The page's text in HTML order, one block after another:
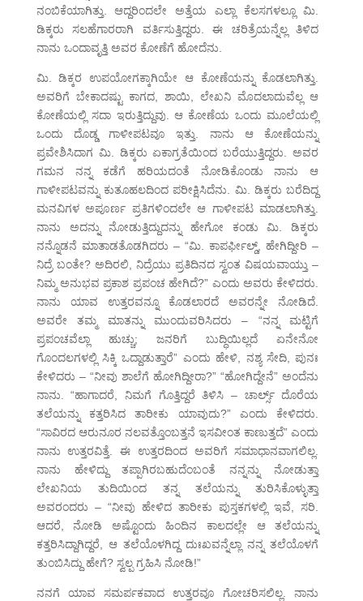
ನಂಬಿಕೆಯಾಗಿತ್ತು. ಆದ್ದರಿಂದಲೇ ಅತ್ತೆಯ ಎಲ್ಲಾ ಕೆಲಸಗಳಲ್ಲೂ ಮಿ.
ಡಿಕ್ಕರು ಸಲಹೆಗಾರರಾಗಿ ವರ್ತಿಸುತ್ತಿದ್ದರು. ಈ ಚರಿತ್ರೆಯನ್ನೆಲ್ಲ ತಿಳಿದ
ನಾನು ಒಂದಾವೃತ್ತಿ ಅವರ ಕೋಣೆಗೆ ಹೋದೆನು.
ಮಿ. ಡಿಕ್ಕರ ಉಪಯೋಗಕ್ಕಾಗಿಯೇ ಆ ಕೋಣೆಯನ್ನು ಕೊಡಲಾಗಿತ್ತು.
ಅವರಿಗೆ ಬೇಕಾದಷ್ಟು ಕಾಗದ, ಶಾಯಿ, ಲೇಖನಿ ಮೊದಲಾದುವೆಲ್ಲ ಆ
ಕೋಣೆಯಲ್ಲಿ ಸದಾ ಇರುತ್ತಿದ್ದುವು. ಆ ಕೋಣೆಯ ಒಂದು ಮೂಲೆಯಲ್ಲಿ
ಒಂದು ದೊಡ್ಡ ಗಾಳೀಪಟವೂ ಇತ್ತು. ನಾನು ಆ ಕೋಣೆಯನ್ನು
ಪ್ರವೇಶಿಸಿದಾಗ ಮಿ. ಡಿಕ್ಕರು ಏಕಾಗ್ರತೆಯಿಂದ ಬರೆಯುತ್ತಿದ್ದರು. ಅವರ
ಗಮನ ನನ್ನ ಕಡೆಗೆ ಹರಿಯದಂತೆ ನೋಡಿಕೊಂಡು ನಾನು ಆ
ಗಾಳೀಪಟವನ್ನು ಕುತೂಹಲದಿಂದ ಪರೀಕ್ಷಿಸಿದೆನು. ಮಿ. ಡಿಕ್ಕರು ಬರೆದಿದ್ದ
ಮನವಿಗಳ ಅಪೂರ್ಣ ಪ್ರತಿಗಳಿಂದಲೇ ಆ ಗಾಳೀಪಟ ಮಾಡಲಾಗಿತ್ತು.
ನಾನು ಅದನ್ನು ನೋಡುತ್ತಿದ್ದುದನ್ನು ಹೇಗೋ ಕಂಡು ಮಿ. ಡಿಕ್ಕರು
ನನ್ನೊಡನೆ ಮಾತಾಡತೊಡಗಿದರು – “ಮಿ. ಕಾಪರ್ಫೀಲ್ಡ್, ಹೇಗಿದ್ದೀರಿ –
ನಿದ್ರೆ ಬಂತೇ? ಅದಿರಲಿ, ನಿದ್ರೆಯು ಪ್ರತಿದಿನದ ಸ್ವಂತ ವಿಷಯವಾಯ್ತು –
ನಿಮ್ಮ ಅನುಭವ ಪ್ರಕಾಶ ಪ್ರಪಂಚ ಹೇಗಿದೆ?” ಎಂದು ಅವರು ಕೇಳಿದರು.
ನಾನು ಯಾವ ಉತ್ತರವನ್ನೂ ಕೊಡಲಾರದೆ ಅವರನ್ನೇ ನೋಡಿದೆ.
ಅವರೇ ತಮ್ಮ ಮಾತನ್ನು ಮುಂದುವರಿಸಿದರು – “ನನ್ನ ಮಟ್ಟಿಗೆ
ಪ್ರಪಂಚವೆಲ್ಲಾ ಹುಚ್ಚು; ಜನರಿಗೆ ಬುದ್ಧಿಯಿಲ್ಲದೆ ಏನೇನೋ
ಗೊಂದಲಗಳಲ್ಲಿ ಸಿಕ್ಕಿ ಒದ್ದಾಡುತ್ತಾರೆ” ಎಂದು ಹೇಳಿ, ನಶ್ಯ ಸೇದಿ, ಪುನಃ
ಕೇಳಿದರು – “ನೀವು ಶಾಲೆಗೆ ಹೋಗಿದ್ದೀರಾ?” “ಹೋಗಿದ್ದೇನೆ” ಅಂದೆನು
ನಾನು. “ಹಾಗಾದರೆ, ನಿಮಗೆ ಗೊತ್ತಿದ್ದರೆ ತಿಳಿಸಿ – ಚಾರ್ಲ್ಸ್ ದೊರೆಯ
ತಲೆಯನ್ನು ಕತ್ತರಿಸಿದ ತಾರೀಕು ಯಾವುದು?” ಎಂದು ಕೇಳಿದರು.
“ಸಾವಿರದ ಆರುನೂರ ನಲವತ್ತೊಂಬತ್ತನೆ ಇಸವೀಂತ ಕಾಣುತ್ತದೆ” ಎಂದು
ನಾನು ಉತ್ತರವಿತ್ತೆ. ಈ ಉತ್ತರದಿಂದ ಅವರಿಗೆ ಸಮಾಧಾನವಾಗಲಿಲ್ಲ.
ನಾನು ಹೇಳಿದ್ದು ತಪ್ಪಾಗಿರಬಹುದೆಂಬಂತೆ ನನ್ನನ್ನು ನೋಡುತ್ತಾ
ಲೇಖನಿಯ ತುದಿಯಿಂದ ತನ್ನ ತಲೆಯನ್ನು ತುರಿಸಿಕೊಳ್ಳುತ್ತಾ
ಅವರಂದರು – “ನೀವು ಹೇಳಿದ ತಾರೀಕು ಪುಸ್ತಕಗಳಲ್ಲಿ ಇವೆ, ಸರಿ.
ಆದರೆ, ನೋಡಿ ಅಷ್ಟೊಂದು ಹಿಂದಿನ ಕಾಲದಲ್ಲೇ ಆ ತಲೆಯನ್ನು
ಕತ್ತರಿಸಿದ್ದಾಗಿದ್ದರೆ, ಆ ತಲೆಯೊಳಗಿದ್ದ ದುಃಖವನ್ನೆಲ್ಲಾ ನನ್ನ ತಲೆಯೊಳಗೆ
ತುಂಬಿಸಿದ್ದು ಹೇಗೆ? ಸ್ವಲ್ಪ ಗ್ರಹಿಸಿ ನೋಡಿ!”
ನನಗೆ ಯಾವ ಸಮರ್ಪಕವಾದ ಉತ್ತರವೂ ಗೋಚರಿಸಲಿಲ್ಲ. ನಾನು